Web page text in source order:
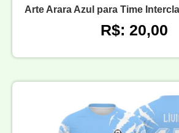
Arte Arara Azul para Time
R$: 20,00